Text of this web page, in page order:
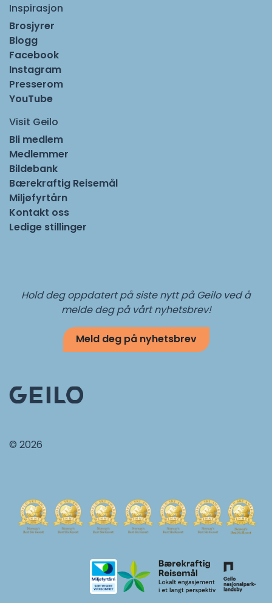
Inspirasjon
Brosjyrer
Blogg
Facebook
Instagram
Presserom
YouTube
Visit Geilo
Bli medlem
Medlemmer
Bildebank
Bærekraftig Reisemål
Miljøfyrtårn
Kontakt oss
Ledige stillinger
Hold deg oppdatert på siste nytt på Geilo ved å
melde deg på vårt nyhetsbrev!
Meld deg på nyhetsbrev
© 2026